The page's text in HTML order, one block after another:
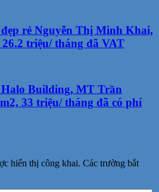
rẻ Nguyễn Thị Minh Khai,
triệu/ tháng đã VAT
Building, MT Trần
33 triệu/ tháng đã có phí
hiển thị công khai. Các trường bắt